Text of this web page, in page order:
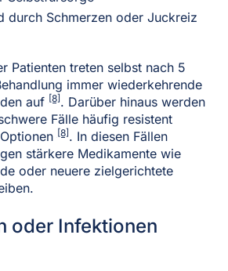
durch Schmerzen oder Juckreiz
Patienten treten selbst nach 5
immer wiederkehrende
auf [8] . Darüber hinaus werden
Fälle häufig resistent
[8] . In diesen Fällen
stärkere Medikamente wie
oder neuere zielgerichtete
oder Infektionen